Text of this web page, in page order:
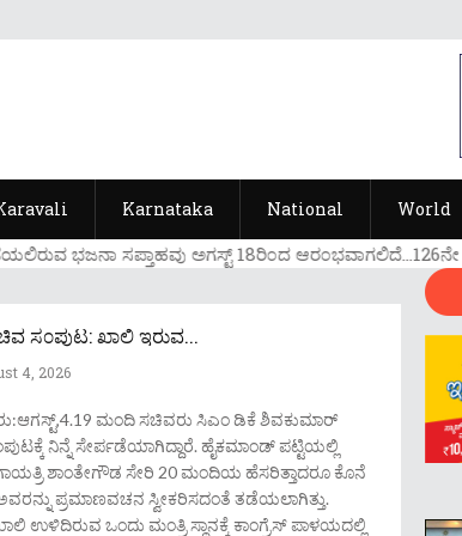
Karnataka National World
ಭಜನಾ ಸಪ್ತಾಹವು ಅಗಸ್ಟ್ 18ರಿ೦ದ ಆರ೦ಭವಾಗಲಿದೆ...126ನೇ
ಸ೦ಪುಟ: ಖಾಲಿ ಇರುವ...
4, 2026
ಮಂದಿ ಸಚಿವರು ಸಿಎಂ ಡಿಕೆ ಶಿವಕುಮಾರ್
ನಿನ್ನೆ ಸೇರ್ಪಡೆಯಾಗಿದ್ದಾರೆ. ಹೈಕಮಾಂಡ್ ಪಟ್ಟಿಯಲ್ಲಿ
ಶಾಂತೇಗೌಡ ಸೇರಿ 20 ಮಂದಿಯ ಹೆಸರಿತ್ತಾದರೂ ಕೊನೆ
ಪ್ರಮಾಣವಚನ ಸ್ವೀಕರಿಸದಂತೆ ತಡೆಯಲಾಗಿತ್ತು.
ಉಳಿದಿರುವ ಒಂದು ಮಂತ್ರಿ ಸ್ಥಾನಕ್ಕೆ ಕಾಂಗ್ರೆಸ್ ಪಾಳಯದಲ್ಲಿ